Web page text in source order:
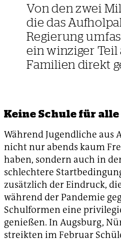
Von den zwei
die das
Regierung
ein winziger Teil
Familien direkt
Keine Schule für alle
Während Jugendliche
nicht nur abends kaum
haben, sondern auch in
schlechtere
zusätzlich der Eindruck,
während der Pandemie
Schulformen eine
genießen. In Augsburg,
streikten im Februar